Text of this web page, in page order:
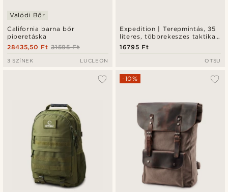
California barna bőr
piperetáska
Valódi Bőr
31595 Ft
28435,50 Ft
3 SZÍNEK LUCLEON
Expedition | Terepmintás, 35
literes, többrekeszes taktikai
hátizsák patch panellel
16795 Ft
OTSU
-10%